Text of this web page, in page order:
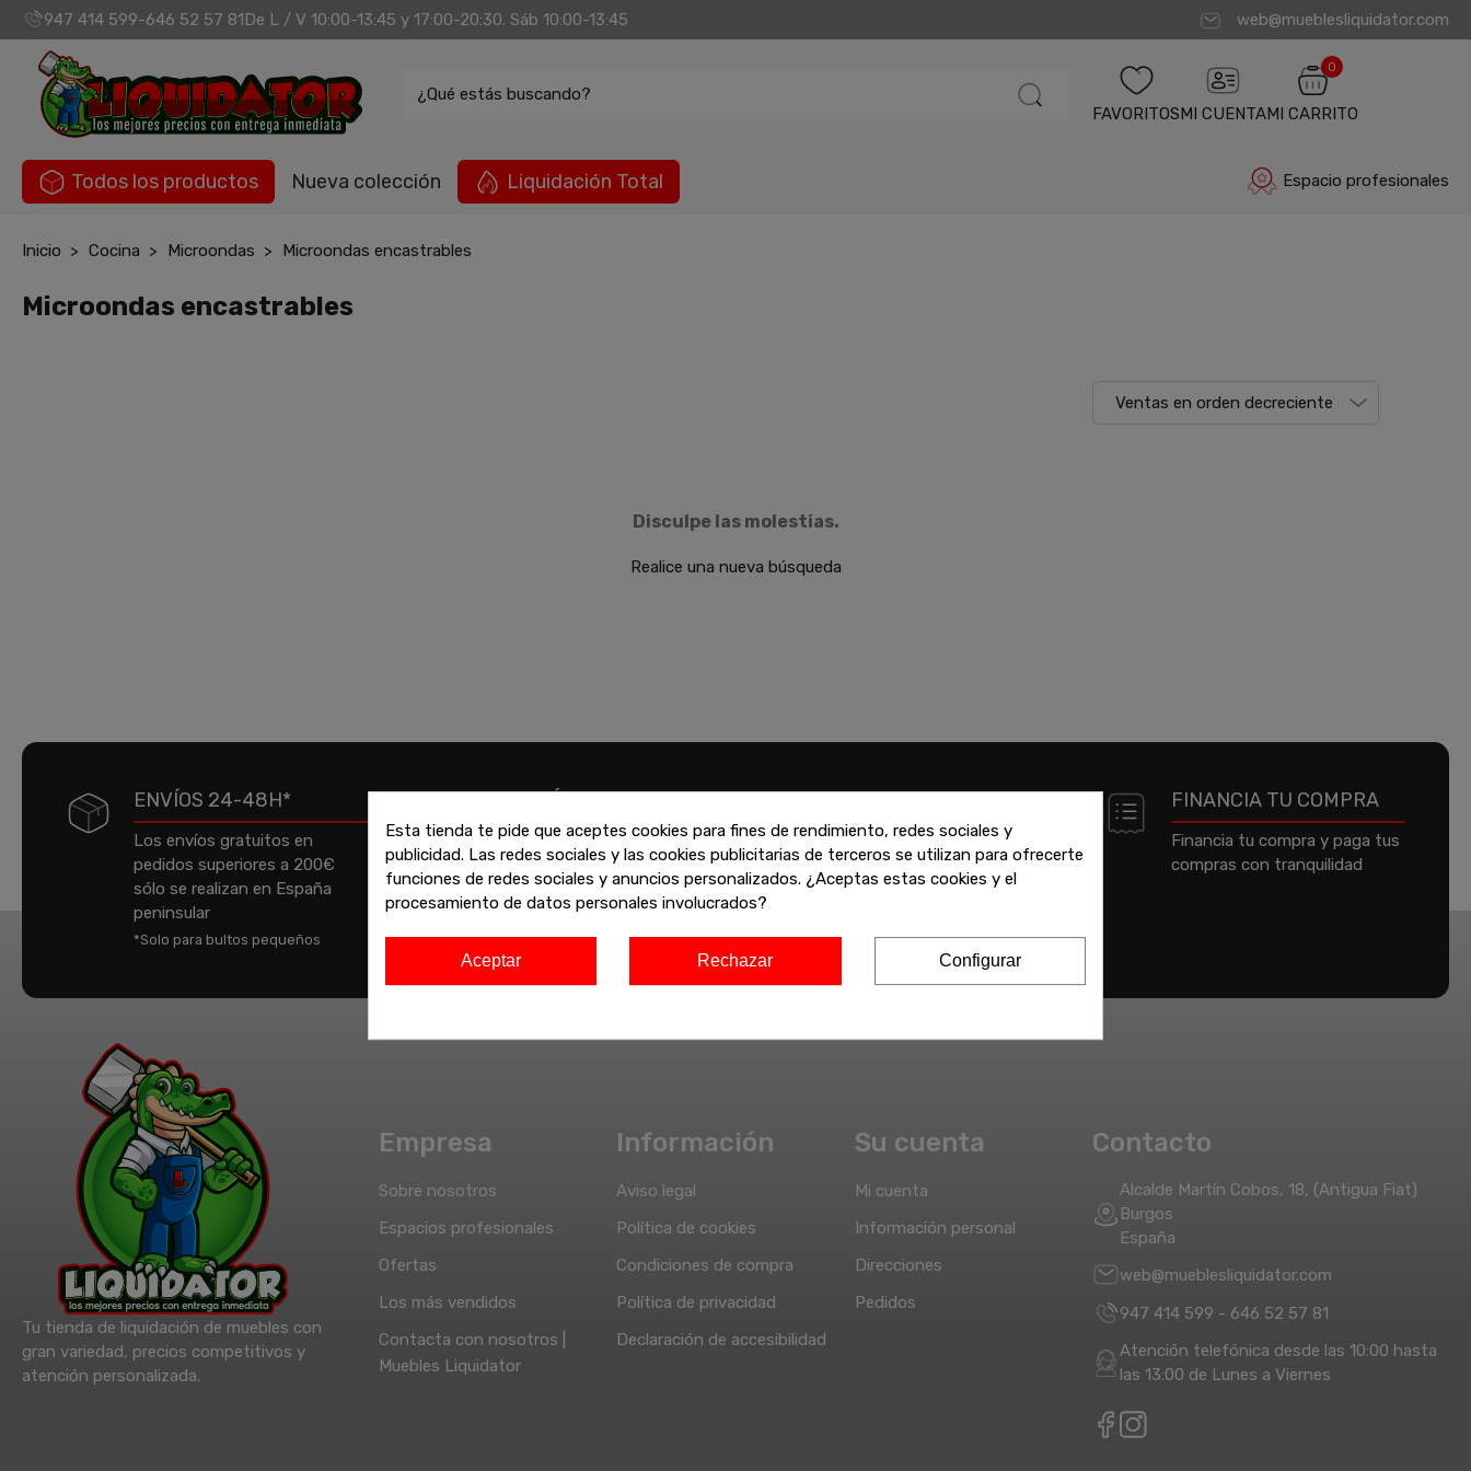
947 414 599-646 52 57 81De L / V 10:00-13:45 y 17:00-20:30. Sáb 10:00-13:45 web@mueblesliquidator.com
¿Qué estás buscando?
FAVORITOSMI CUENTA
0
MI CARRITO
Todos los productos Nueva colección Liquidación Total Espacio profesionales
Inicio Cocina Microondas Microondas encastrables
Microondas encastrables
Disculpe las molestias.
Realice una nueva búsqueda
ENVÍOS 24-48H*
Los envíos gratuitos en
pedidos superiores a 200€
sólo se realizan en España
peninsular
*Solo para bultos pequeños
ATENCIÓN
PERSONALIZADA
Puede contactar con nosotros
a través de la web, teléfono o
en cualquiera de nuestras
tiendas
VARIAS FORMAS DE
PAGO
Puede pagar con tarjeta de
crédito, Paypal, Bizum o
FINANCIA TU COMPRA
Financia tu compra y paga tus
compras con tranquilidad
Tu tienda de liquidación de muebles con
gran variedad, precios competitivos y
atención personalizada.
Empresa
Sobre nosotros
Espacios profesionales
Ofertas
Los más vendidos
Contacta con nosotros |
Muebles Liquidator
Información
Aviso legal
Política de cookies
Condiciones de compra
Política de privacidad
Declaración de accesibilidad
Su cuenta
Mi cuenta
Información personal
Direcciones
Pedidos
Contacto
Alcalde Martín Cobos, 18, (Antigua Fiat)
Burgos
España
web@mueblesliquidator.com
947 414 599 - 646 52 57 81
Atención telefónica desde las 10:00 hasta
las 13:00 de Lunes a Viernes
Esta tienda te pide que aceptes cookies para fines de rendimiento, redes sociales y
publicidad. Las redes sociales y las cookies publicitarias de terceros se utilizan para ofrecerte
funciones de redes sociales y anuncios personalizados. ¿Aceptas estas cookies y el
procesamiento de datos personales involucrados?
Aceptar Rechazar Configurar